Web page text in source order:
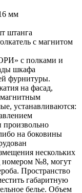
мм
штанга
с магнитом
с полками и
шкафа
фурнитуры.
на фасад,
магнитным
устанавливаются:
произвольно
на боковины
нескольких
номером №8, могут
Пространство
габаритную
белье. Объем